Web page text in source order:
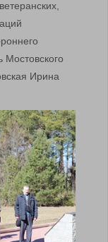
Мостовского
Ирина